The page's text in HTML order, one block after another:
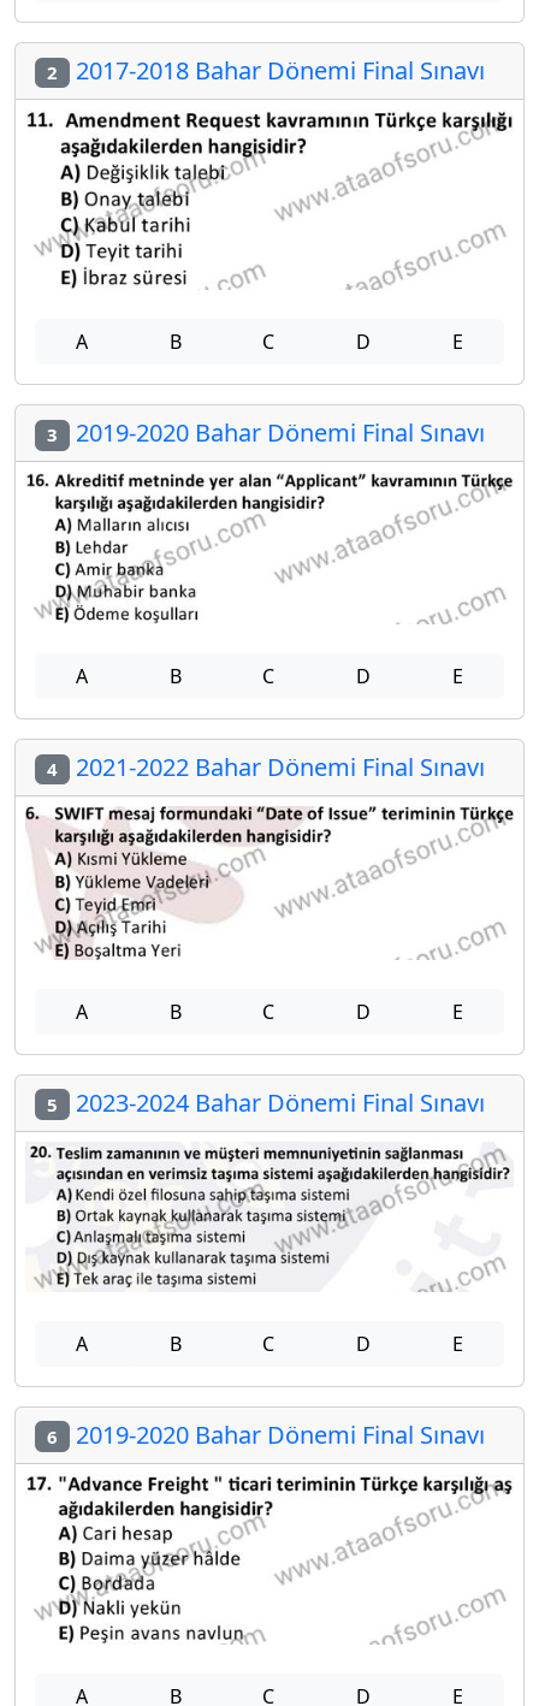
2 2017-2018 Bahar Dönemi Final Sınavı
A B C D E
3 2019-2020 Bahar Dönemi Final Sınavı
A B C D E
4 2021-2022 Bahar Dönemi Final Sınavı
A B C D E
5 2023-2024 Bahar Dönemi Final Sınavı
A B C D E
6 2019-2020 Bahar Dönemi Final Sınavı
A B C D E